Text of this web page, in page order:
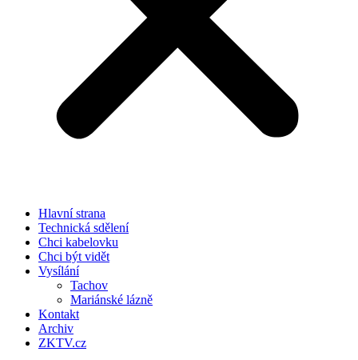
Hlavní strana
Technická sdělení
Chci kabelovku
Chci být vidět
Vysílání
Tachov
Mariánské lázně
Kontakt
Archiv
ZKTV.cz